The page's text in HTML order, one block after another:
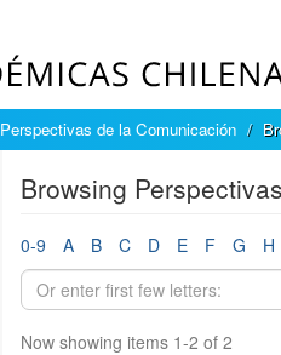
Perspectivas de la Comunicación
Browsing
0-9 A B C D E F G H
Now showing items 1-2 of 2